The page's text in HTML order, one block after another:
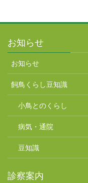
お知らせ
お知らせ
飼鳥くらし豆知識
小鳥とのくらし
病気・通院
豆知識
診察案内